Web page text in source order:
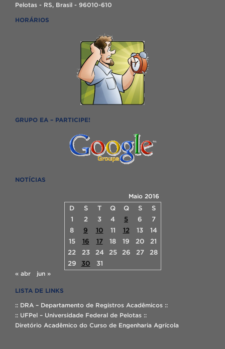
Pelotas - RS, Brasil - 96010-610
HORÁRIOS
GRUPO EA – PARTICIPE!
NOTÍCIAS
Maio 2016
D S T Q Q S
S
1
2 3 4 5 6
7
8
9 10 11 12 13
14
15
16 17 18 19 20
21
22
23 24 25 26 27
28
29
30 31
« abr jun »
LISTA DE LINKS
:: DRA – Departamento de Registros Acadêmicos ::
:: UFPel – Universidade Federal de Pelotas ::
Diretório Acadêmico do Curso de Engenharia Agrícola